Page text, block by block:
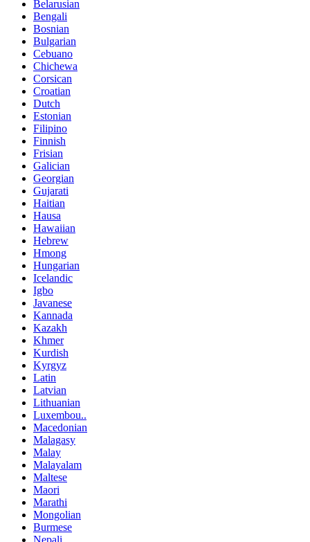
Belarusian
Bengali
Bosnian
Bulgarian
Cebuano
Chichewa
Corsican
Croatian
Dutch
Estonian
Filipino
Finnish
Frisian
Galician
Georgian
Gujarati
Haitian
Hausa
Hawaiian
Hebrew
Hmong
Hungarian
Icelandic
Igbo
Javanese
Kannada
Kazakh
Khmer
Kurdish
Kyrgyz
Latin
Latvian
Lithuanian
Luxembou..
Macedonian
Malagasy
Malay
Malayalam
Maltese
Maori
Marathi
Mongolian
Burmese
Nepali